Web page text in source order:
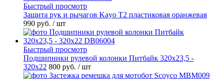
Быстрый просмотр
Защита рук и рычагов Kayo T2 пластиковая оранжевая
990 руб. / шт
Быстрый просмотр
Подшипники рулевой колонки Питбайк 320x23,5 -
320x22 800 руб. / шт